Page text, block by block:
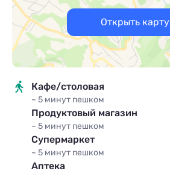
Открыть карту
Кафе/столовая
~ 5 минут пешком
Продуктовый магазин
~ 5 минут пешком
Супермаркет
~ 5 минут пешком
Аптека